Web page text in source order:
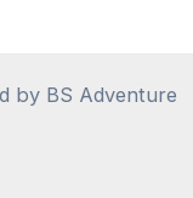
by BS Adventure